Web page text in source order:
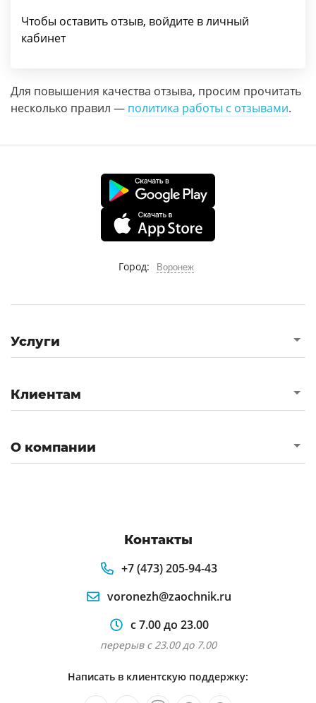
Чтобы оставить отзыв, войдите в личный
кабинет
Для повышения качества отзыва, просим прочитать
несколько правил — политика работы с отзывами.
Город: Воронеж
Услуги
Клиентам
О компании
Контакты
+7 (473) 205-94-43
voronezh@zaochnik.ru
с 7.00 до 23.00
перерыв с 23.00 до 7.00
Написать в клиентскую поддержку: